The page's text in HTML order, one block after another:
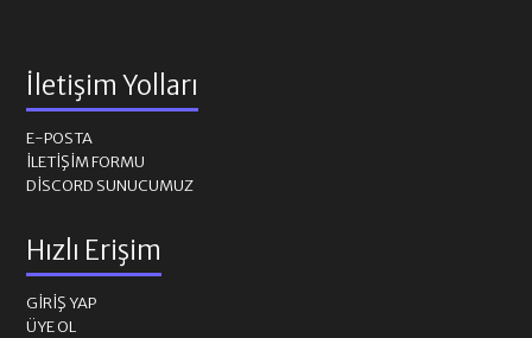
İletişim Yolları
E-POSTA
İLETIŞIM FORMU
DISCORD SUNUCUMUZ
Hızlı Erişim
GIRIŞ YAP
ÜYE OL